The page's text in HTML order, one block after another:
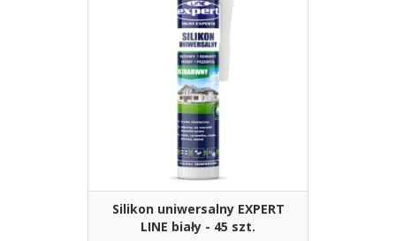
Silikon uniwersalny EXPERT
LINE biały - 45 szt.